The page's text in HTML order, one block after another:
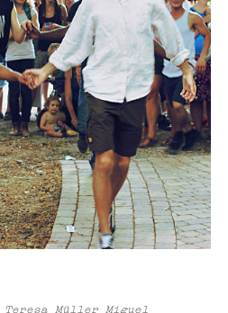
Müller Miguel